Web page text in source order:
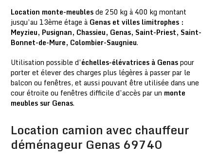
Location monte-meublesde 250 kg à 400 kg montant
jusqu’au 13ème étage à Genas et villes limitrophes :
Meyzieu, Pusignan, Chassieu, Genas, Saint-Priest, Saint-
Bonnet-de-Mure, Colombier-Saugnieu.
Utilisation possible d’échelles-élévatrices à Genaspour
porter et élever des charges plus légères à passer par le
balcon ou fenêtres, et aussi pouvant être utilisée dans une
cour étroite ou fenêtres difficile d’accès par un monte
meubles sur Genas.
Location camion avec chauffeur
déménageur Genas 69740